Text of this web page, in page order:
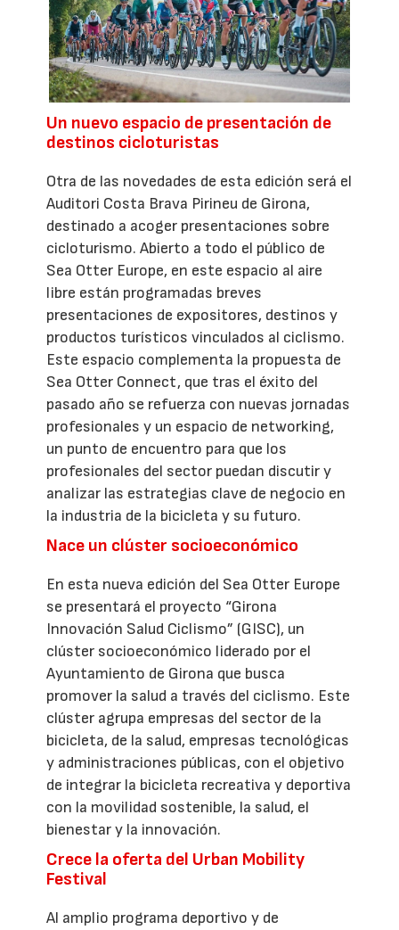
Un nuevo espacio de presentación de
destinos cicloturistas
Otra de las novedades de esta edición será el
Auditori Costa Brava Pirineu de Girona,
destinado a acoger presentaciones sobre
cicloturismo. Abierto a todo el público de
Sea Otter Europe, en este espacio al aire
libre están programadas breves
presentaciones de expositores, destinos y
productos turísticos vinculados al ciclismo.
Este espacio complementa la propuesta de
Sea Otter Connect, que tras el éxito del
pasado año se refuerza con nuevas jornadas
profesionales y un espacio de networking,
un punto de encuentro para que los
profesionales del sector puedan discutir y
analizar las estrategias clave de negocio en
la industria de la bicicleta y su futuro.
Nace un clúster socioeconómico
En esta nueva edición del Sea Otter Europe
se presentará el proyecto “Girona
Innovación Salud Ciclismo” (GISC), un
clúster socioeconómico liderado por el
Ayuntamiento de Girona que busca
promover la salud a través del ciclismo. Este
clúster agrupa empresas del sector de la
bicicleta, de la salud, empresas tecnológicas
y administraciones públicas, con el objetivo
de integrar la bicicleta recreativa y deportiva
con la movilidad sostenible, la salud, el
bienestar y la innovación.
Crece la oferta del Urban Mobility
Festival
Al amplio programa deportivo y de